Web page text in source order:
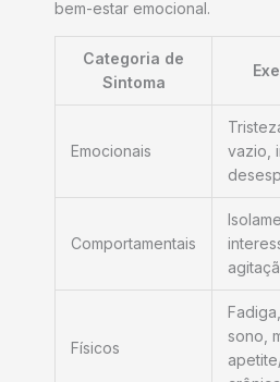
bem-estar emocional.
Categoria de
Sintoma
Emocionais
vazio,
Comportamentais
Físicos
sono,